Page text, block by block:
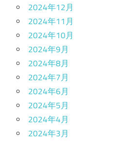
2024年12月
2024年11月
2024年10月
2024年9月
2024年8月
2024年7月
2024年6月
2024年5月
2024年4月
2024年3月